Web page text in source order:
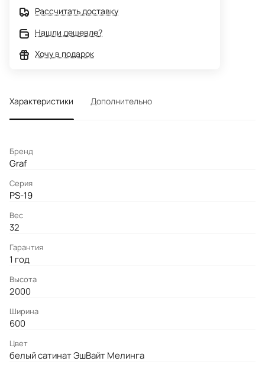
Рассчитать доставку
Нашли дешевле?
Хочу в подарок
Характеристики Дополнительно
Бренд
Graf
Серия
PS-19
Вес
32
Гарантия
1 год
Высота
2000
Ширина
600
Цвет
белый сатинат ЭшВайт Мелинга